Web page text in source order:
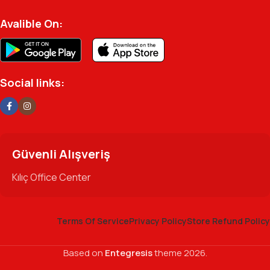
Avalible On:
Social links:
Güvenli Alışveriş
Kılıç Office Center
Terms Of ServicePrivacy PolicyStore Refund Policy
Based on Entegresistheme2026.